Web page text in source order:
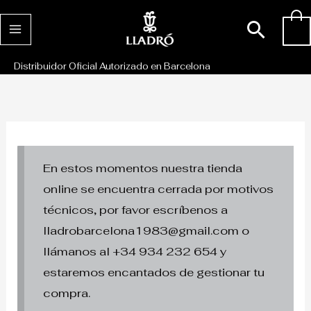
al
Distribuidor Oficial Autorizado en Barcelona
En estos momentos nuestra tienda
online se encuentra cerrada por motivos
técnicos, por favor escríbenos a
lladrobarcelona1983@gmail.com o
llámanos al +34 934 232 654 y
estaremos encantados de gestionar tu
compra.